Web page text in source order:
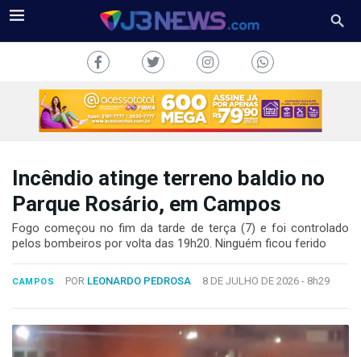
TV
CONOSCO
Copyright
2024
Incêndio atinge terreno baldio no
Parque Rosário, em Campos
Fogo começou no fim da tarde de terça (7) e foi controlado
pelos bombeiros por volta das 19h20. Ninguém ficou ferido
CAMPOS POR LEONARDO PEDROSA 8 DE JULHO DE 2026 - 8h29